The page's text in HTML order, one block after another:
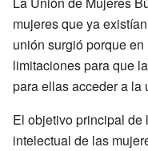
mujeres que ya
unión surgió porque
limitaciones para que
para ellas acceder a la
El objetivo principal
intelectual de las